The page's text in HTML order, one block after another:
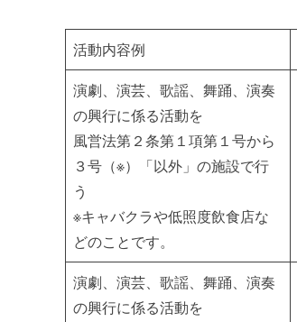
活動内容例
演劇、演芸、歌謡、舞踊、演奏
の興行に係る活動を
風営法第２条第１項第１号から
３号（※）「以外」の施設で行
う
※キャバクラや低照度飲食店な
どのことです。
演劇、演芸、歌謡、舞踊、演奏
の興行に係る活動を